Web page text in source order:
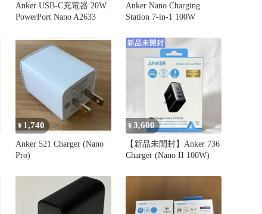
Anker USB-C充電器 20W
PowerPort Nano A2633
Anker Nano Charging
Station 7-in-1 100W
¥ 1,740
Anker 521 Charger (Nano
Pro)
¥3,600
【新品未開封】Anker 736
Charger (Nano II 100W)